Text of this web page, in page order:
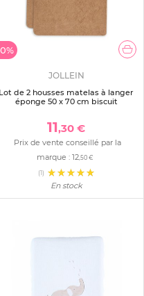
JOLLEIN
Lot de 2 housses matelas à langer
éponge 50 x 70 cm biscuit
11,30 €
Prix de vente conseillé par la
marque : 12,50 €
(1)
En stock